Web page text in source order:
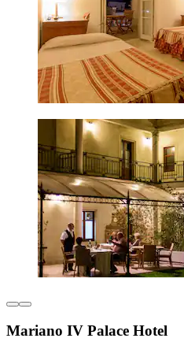
Mariano IV Palace Hotel